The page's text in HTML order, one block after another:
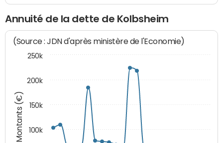
Annuité de la dette de Kolbsheim
Montants (€)
(Source : JDN d'après ministère de l'Economie)
100k
150k
200k
250k